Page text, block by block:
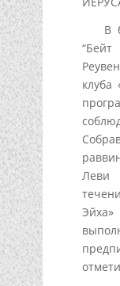
В
“Бейт
клуба
Леви